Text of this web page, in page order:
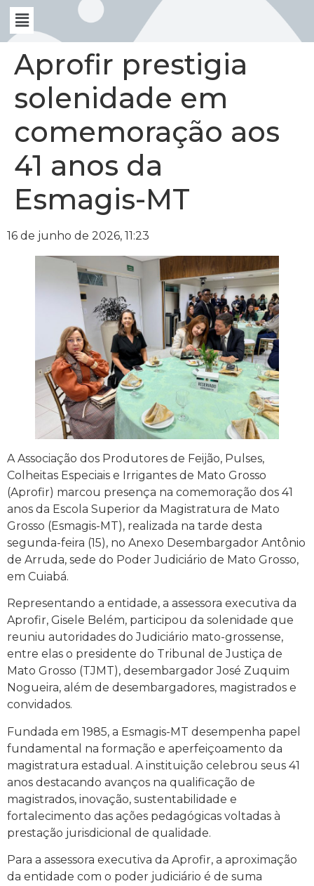
Aprofir prestigia
solenidade em
comemoração aos
41 anos da
Esmagis-MT
16 de junho de 2026, 11:23
A Associação dos Produtores de Feijão, Pulses,
Colheitas Especiais e Irrigantes de Mato Grosso
(Aprofir) marcou presença na comemoração dos 41
anos da Escola Superior da Magistratura de Mato
Grosso (Esmagis-MT), realizada na tarde desta
segunda-feira (15), no Anexo Desembargador Antônio
de Arruda, sede do Poder Judiciário de Mato Grosso,
em Cuiabá.
Representando a entidade, a assessora executiva da
Aprofir, Gisele Belém, participou da solenidade que
reuniu autoridades do Judiciário mato-grossense,
entre elas o presidente do Tribunal de Justiça de
Mato Grosso (TJMT), desembargador José Zuquim
Nogueira, além de desembargadores, magistrados e
convidados.
Fundada em 1985, a Esmagis-MT desempenha papel
fundamental na formação e aperfeiçoamento da
magistratura estadual. A instituição celebrou seus 41
anos destacando avanços na qualificação de
magistrados, inovação, sustentabilidade e
fortalecimento das ações pedagógicas voltadas à
prestação jurisdicional de qualidade.
Para a assessora executiva da Aprofir, a aproximação
da entidade com o poder judiciário é de suma